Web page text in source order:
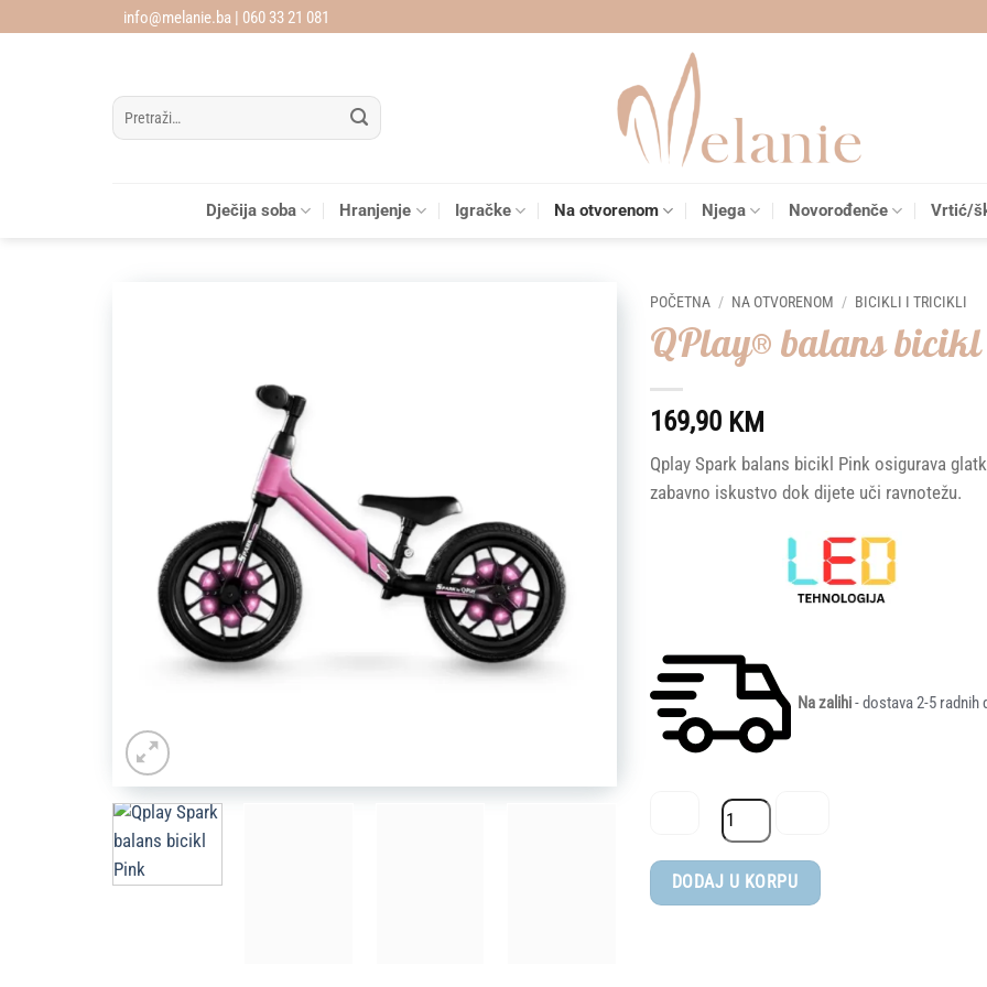
info@melanie.ba | 060 33 21 081
Pretraži:
Dječija soba Hranjenje Igračke Na otvorenom Njega Novorođenče Vrtić/
POČETNA / NA OTVORENOM / BICIKLI I TRICIKLI
QPlay® balans
169,90 KM
Qplay Spark balans bicikl Pink osigurava
zabavno iskustvo dok dijete uči ravnotežu.
Na zalihi- dostava 2-5 radnih
QPlay®
balans
DODAJ U KORPU